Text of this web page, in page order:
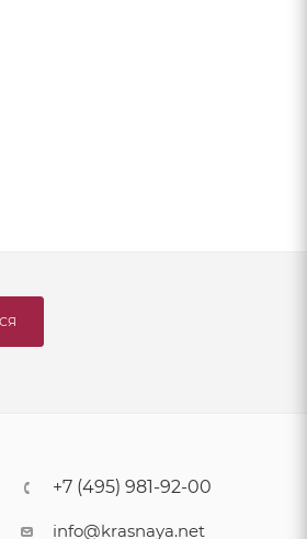
+7 (495) 981-92-00
info@krasnaya.net